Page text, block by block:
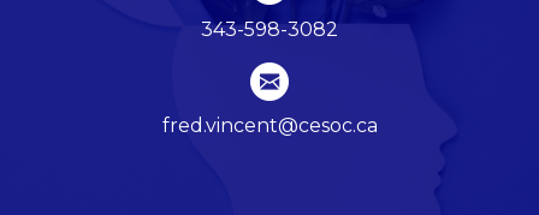
343-598-3082
fred.vincent@cesoc.ca